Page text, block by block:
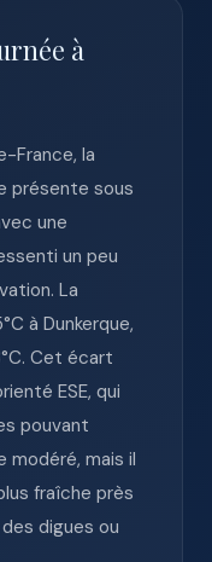
à
France, la
présente sous
une
un peu
La
à Dunkerque,
Cet écart
ESE, qui
pouvant
mais il
fraîche près
digues ou